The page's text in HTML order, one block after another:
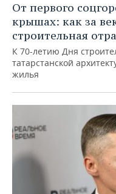
От первого
крышах: как за
строительная
К 70-летию Дня
татарстанской
жилья